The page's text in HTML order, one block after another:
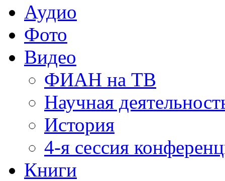
Аудио
Фото
Видео
ФИАН на ТВ
Научная
История
4-я сессия
Книги